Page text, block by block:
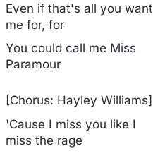
Even if that's all you want
me for, for
You could call me Miss
Paramour
[Chorus: Hayley Williams]
'Cause I miss you like I
miss the rage